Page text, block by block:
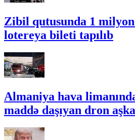
Zibil qutusunda 1
lotereya bileti tapılıb
Almaniya hava
maddə daşıyan dron